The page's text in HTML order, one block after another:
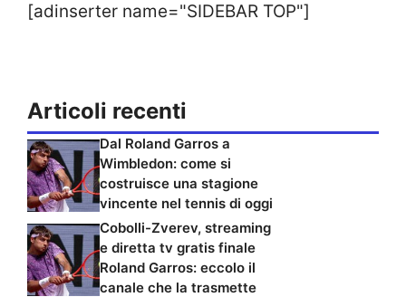
[adinserter name="SIDEBAR TOP"]
Articoli recenti
Dal Roland Garros a
Wimbledon: come si
costruisce una stagione
vincente nel tennis di oggi
Cobolli-Zverev, streaming
e diretta tv gratis finale
Roland Garros: eccolo il
canale che la trasmette